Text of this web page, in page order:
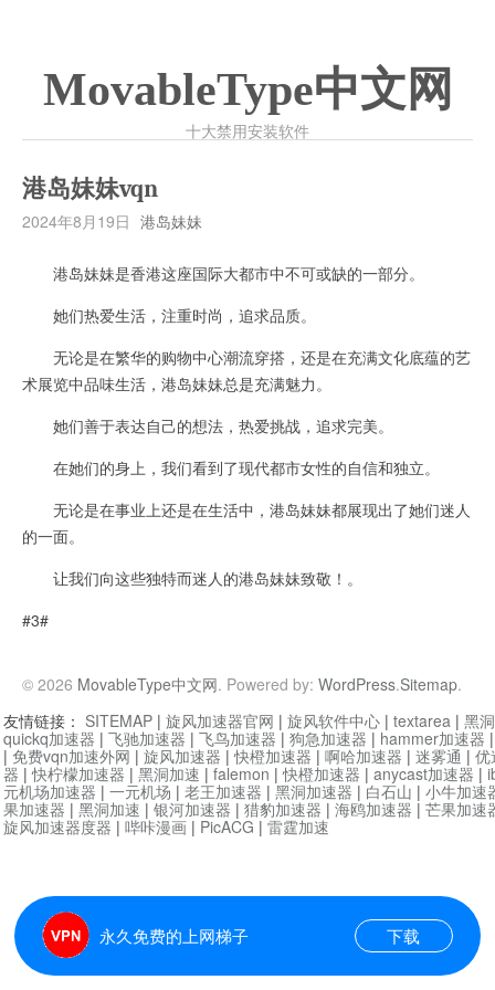
MovableType中文网
十大禁用安装软件
港岛妹妹vqn
2024年8月19日 港岛妹妹
港岛妹妹是香港这座国际大都市中不可或缺的一部分。
她们热爱生活，注重时尚，追求品质。
无论是在繁华的购物中心潮流穿搭，还是在充满文化底蕴的艺
术展览中品味生活，港岛妹妹总是充满魅力。
她们善于表达自己的想法，热爱挑战，追求完美。
在她们的身上，我们看到了现代都市女性的自信和独立。
无论是在事业上还是在生活中，港岛妹妹都展现出了她们迷人
的一面。
让我们向这些独特而迷人的港岛妹妹致敬！。
#3#
© 2026 MovableType中文网. Powered by: WordPress.Sitemap.
永久免费的上网梯子 下载
友情链接： SITEMAP | 旋风加速器官网 | 旋风软件中心 | textarea | 黑
quickq加速器 | 飞驰加速器 | 飞鸟加速器 | 狗急加速器 | hammer加速器
| 免费vqn加速外网 | 旋风加速器 |快橙加速器 | 啊哈加速器 | 迷雾通 | 优
器 |快柠檬加速器 | 黑洞加速 | falemon |快橙加速器 | anycast加速器 |
元机场加速器 | 一元机场 | 老王加速器 | 黑洞加速器 | 白石山 | 小牛加速
果加速器 | 黑洞加速 | 银河加速器 | 猎豹加速器 | 海鸥加速器 | 芒果加速
旋风加速器度器 | 哔咔漫画 | PicACG | 雷霆加速